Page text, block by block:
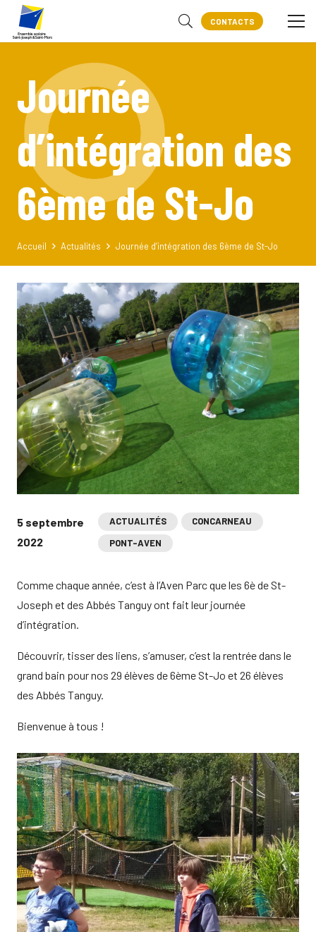
CONTACTS
Journée
d’intégration des
6ème de St-Jo
Accueil Actualités Journée d’intégration des 6ème de St-Jo
5 septembre
2022
ACTUALITÉS
CONCARNEAU
PONT-AVEN
Comme chaque année, c’est à l’Aven Parc que les 6è de St-
Joseph et des Abbés Tanguy ont fait leur journée
d’intégration.
Découvrir, tisser des liens, s’amuser, c’est la rentrée dans le
grand bain pour nos 29 élèves de 6ème St-Jo et 26 élèves
des Abbés Tanguy.
Bienvenue à tous !